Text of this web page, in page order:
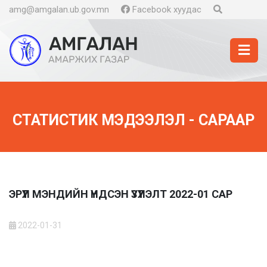
amg@amgalan.ub.gov.mn Facebook хуудас
СТАТИСТИК МЭДЭЭЛЭЛ - САРААР
ЭРҮҮЛ МЭНДИЙН ҮНДСЭН ҮЗҮҮЛЭЛТ 2022-01 САР
2022-01-31